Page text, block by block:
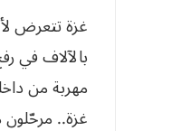
غزة تتعرض
بالآلاف في
مهربة من
غزة.. مرحّلون